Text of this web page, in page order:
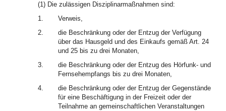
(1) Die zulässigen Disziplinarmaßnahmen sind:
1.
Verweis,
2.
die Beschränkung oder der Entzug der Verfügung
über das Hausgeld und des Einkaufs gemäß Art. 24
und 25 bis zu drei Monaten,
3.
die Beschränkung oder der Entzug des Hörfunk- und
Fernsehempfangs bis zu drei Monaten,
4.
die Beschränkung oder der Entzug der Gegenstände
für eine Beschäftigung in der Freizeit oder der
Teilnahme an gemeinschaftlichen Veranstaltungen